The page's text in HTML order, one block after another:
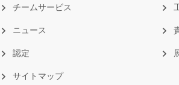
チームサービス
ニュース
認定
サイトマップ